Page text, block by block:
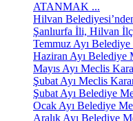
ATANMAK ...
Hilvan
Şanlıurfa İli, Hilvan
Temmuz Ayı
Haziran Ayı Belediye
Mayıs Ayı Meclis
Şubat Ayı Meclis
Şubat Ayı Belediye
Ocak Ayı Belediye
Aralık Ayı Belediye